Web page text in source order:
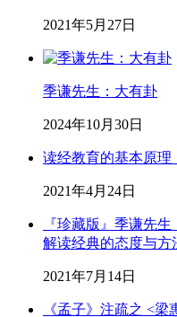
2021年5月27日
季谦先生：大有卦
2024年10月30日
读经教育的基本原理
2021年4月24日
『珍藏版』季谦先
解读经典的态度与方
2021年7月14日
《孟子》注疏之 <